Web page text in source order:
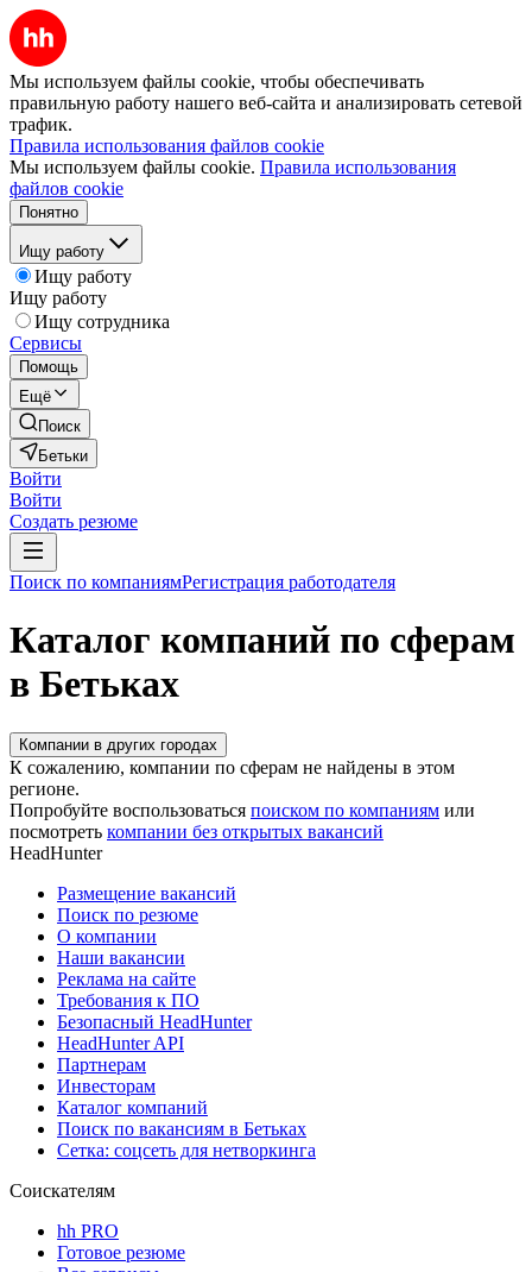
Мы используем файлы cookie, чтобы обеспечивать
правильную работу нашего веб-сайта и анализировать сетевой
трафик.
Правила использования файлов cookie
Мы используем файлы cookie. Правила использования
файлов cookie
Понятно
Ищу работу
Ищу работу
Ищу работу
Ищу сотрудника
Сервисы
Помощь
Ещё
Поиск
Бетьки
Войти
Войти
Создать резюме
Поиск по компаниямРегистрация работодателя
Каталог компаний по сферам
в Бетьках
Компании в других городах
К сожалению, компании по сферам не найдены в этом
регионе.
Попробуйте воспользоваться поиском по компаниям или
посмотреть компании без открытых вакансий
HeadHunter
Размещение вакансий
Поиск по резюме
О компании
Наши вакансии
Реклама на сайте
Требования к ПО
Безопасный HeadHunter
HeadHunter API
Партнерам
Инвесторам
Каталог компаний
Поиск по вакансиям в Бетьках
Сетка: соцсеть для нетворкинга
Соискателям
hh PRO
Готовое резюме